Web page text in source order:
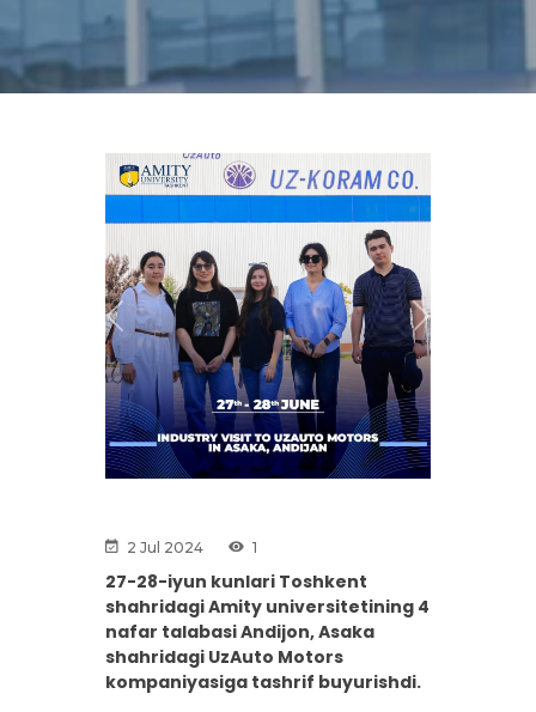
Previous Next
2 Jul 2024 1
27-28-iyun kunlari Toshkent
shahridagi Amity universitetining 4
nafar talabasi Andijon, Asaka
shahridagi UzAuto Motors
kompaniyasiga tashrif buyurishdi.